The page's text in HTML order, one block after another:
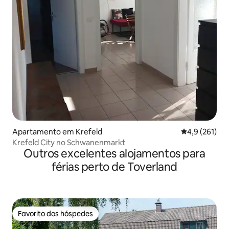
Apartamento em Krefeld Classificação
4,9 (261)
Krefeld City no Schwanenmarkt
Outros excelentes alojamentos para
férias perto de Toverland
Favorito dos hóspedes
Favorito dos hóspedes